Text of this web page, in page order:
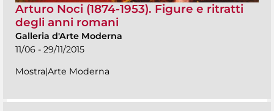
Arturo Noci (1874-1953). Figure e ritratti
degli anni romani
Galleria d'Arte Moderna
11/06 - 29/11/2015
Mostra|Arte Moderna